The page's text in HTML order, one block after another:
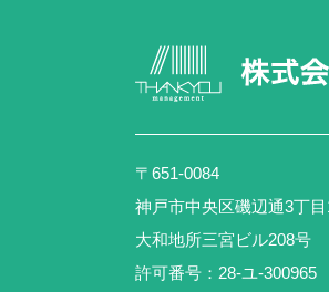
〒651-0084
神戸市中央区磯辺通3丁
大和地所三宮ビル208号
許可番号：28-ユ-300965